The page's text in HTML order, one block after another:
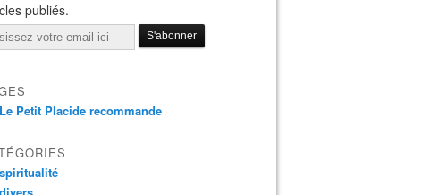
publiés.
Le Petit Placide recommande
spiritualité